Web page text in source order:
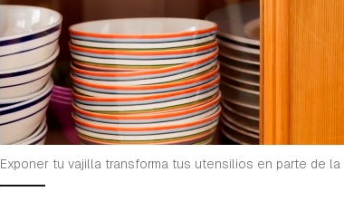
Exponer tu vajilla transforma tus utensilios en parte de